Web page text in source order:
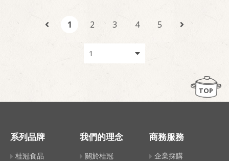
1 2 3 4 5
TOP
系列品牌
桂冠食品
我們的理念
關於桂冠
商務服務
企業採購